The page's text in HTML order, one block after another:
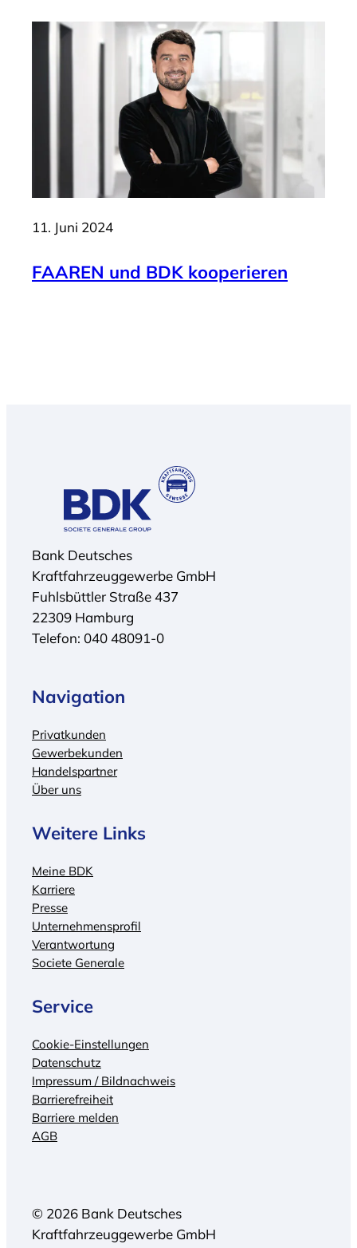
11. Juni 2024
FAAREN und BDK kooperieren
Bank Deutsches
Kraftfahrzeuggewerbe GmbH
Fuhlsbüttler Straße 437
22309 Hamburg
Telefon: 040 48091-0
Navigation
Privatkunden
Gewerbekunden
Handelspartner
Über uns
Weitere Links
Meine BDK
Karriere
Presse
Unternehmensprofil
Verantwortung
Societe Generale
Service
Cookie-Einstellungen
Datenschutz
Impressum / Bildnachweis
Barrierefreiheit
Barriere melden
AGB
© 2026 Bank Deutsches
Kraftfahrzeuggewerbe GmbH